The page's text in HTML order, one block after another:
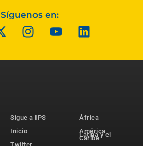
Síguenos en:
Sigue a IPS
Inicio
Twitter
África
América
Latina y el
Caribe